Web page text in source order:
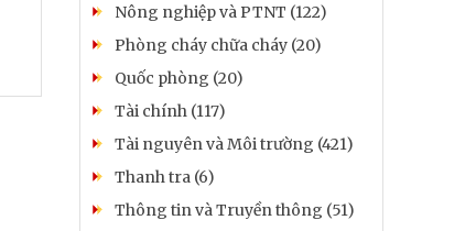
Nông nghiệp và PTNT (122)
Phòng cháy chữa cháy (20)
Quốc phòng (20)
Tài chính (117)
Tài nguyên và Môi trường (421)
Thanh tra (6)
Thông tin và Truyền thông (51)